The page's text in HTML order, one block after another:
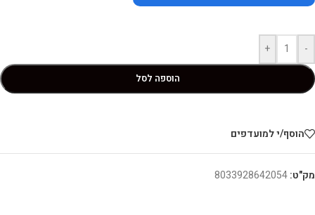
-
+
הוספה לסל
הוסף/י למועדפים
מק"ט:8033928642054